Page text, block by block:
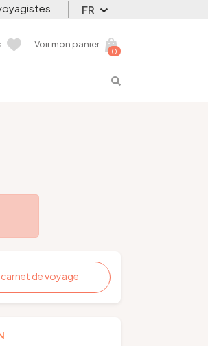
FR
0
Voir mon panier
de voyage